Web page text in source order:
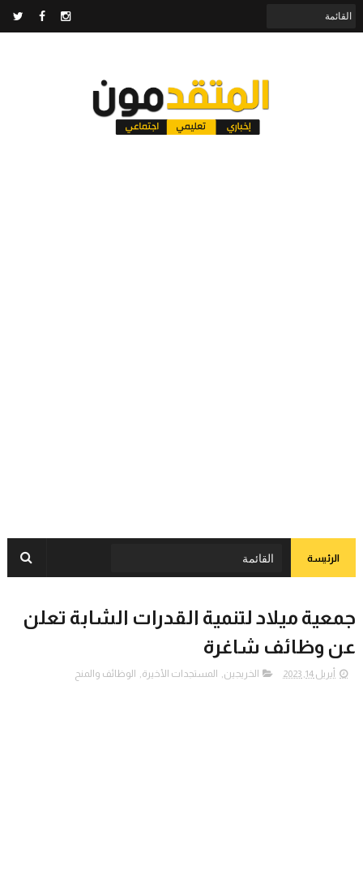
الرئيسة
جمعية ميلاد لتنمية القدرات الشابة تعلن
عن وظائف شاغرة
أبريل 14, 2023 الخريجين, المستجدات الأخيرة, الوظائف والمنح